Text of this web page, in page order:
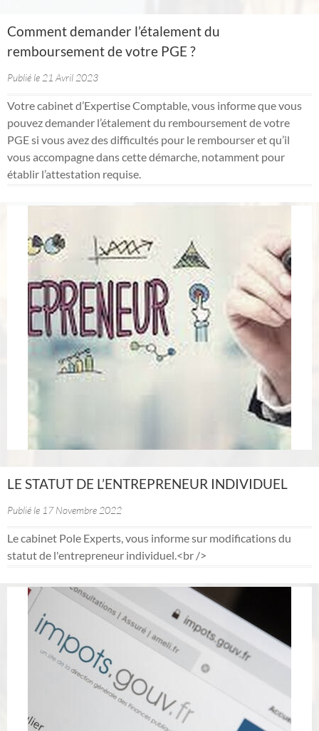
Comment demander l’étalement du
remboursement de votre PGE ?
Publié le 21 Avril 2023
Votre cabinet d’Expertise Comptable, vous informe que vous
pouvez demander l’étalement du remboursement de votre
PGE si vous avez des difficultés pour le rembourser et qu’il
vous accompagne dans cette démarche, notamment pour
établir l’attestation requise.
LE STATUT DE L’ENTREPRENEUR INDIVIDUEL
Publié le 17 Novembre 2022
Le cabinet Pole Experts, vous informe sur modifications du
statut de l'entrepreneur individuel.<br />